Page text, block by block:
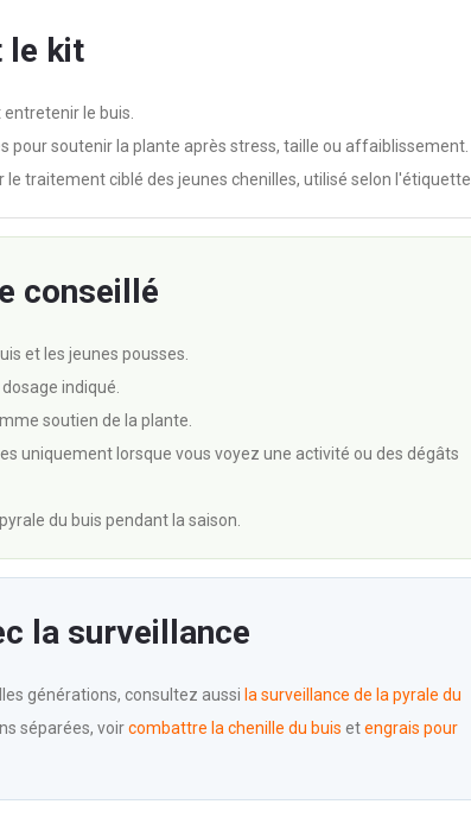
le kit
le buis.
pour soutenir la plante après stress, taille ou affaiblissement.
le traitement ciblé des jeunes chenilles, utilisé selon l'étiquette.
conseillé
et les jeunes pousses.
indiqué.
soutien de la plante.
uniquement lorsque vous voyez une activité ou des dégâts
du buis pendant la saison.
la surveillance
générations, consultez aussi la surveillance de la pyrale du
séparées, voircombattre la chenille du buis etengrais pour